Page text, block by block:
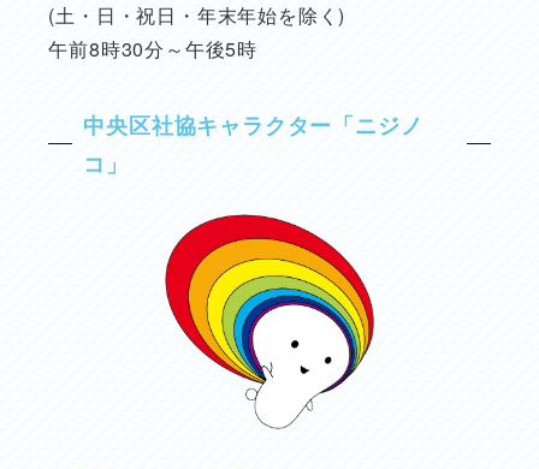
(土・日・祝日・年末年始を除く)
午前8時30分～午後5時
中央区社協キャラクター「ニジノ
コ」